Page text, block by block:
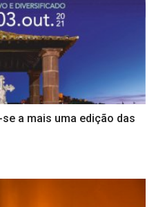
a mais uma edição das